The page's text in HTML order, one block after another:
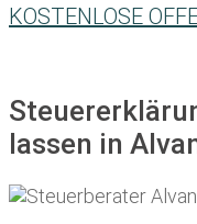
KOSTENLOSE
lassen in